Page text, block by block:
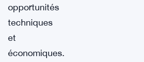
opportunités
techniques
et
économiques.